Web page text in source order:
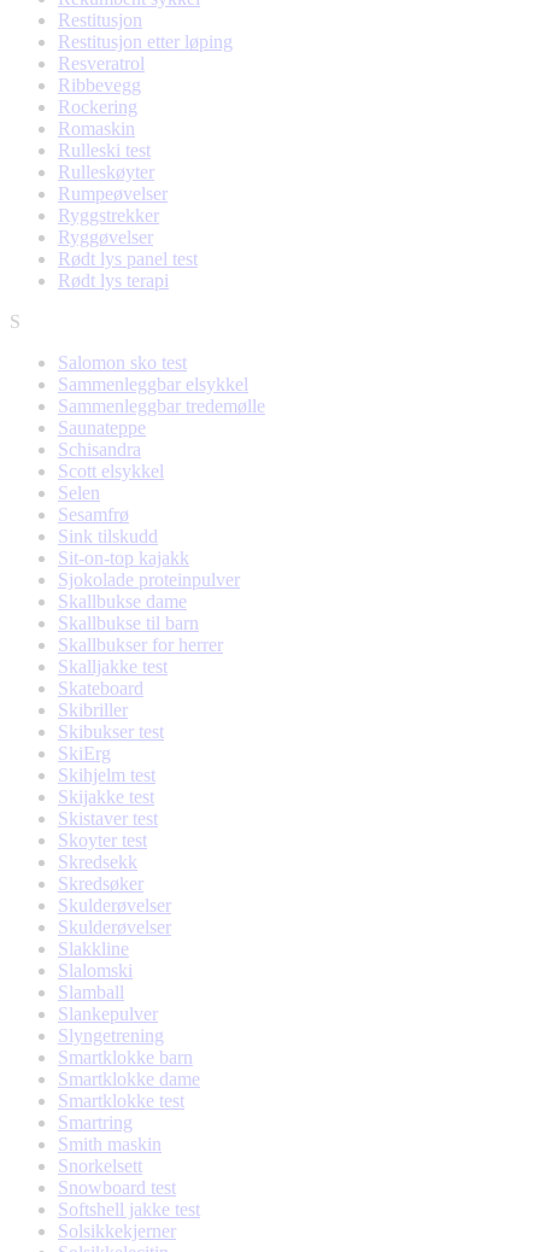
Restitusjon
Restitusjon etter løping
Resveratrol
Ribbevegg
Rockering
Romaskin
Rulleski test
Rulleskøyter
Rumpeøvelser
Ryggstrekker
Ryggøvelser
Rødt lys panel test
Rødt lys terapi
S
Salomon sko test
Sammenleggbar elsykkel
Sammenleggbar tredemølle
Saunateppe
Schisandra
Scott elsykkel
Selen
Sesamfrø
Sink tilskudd
Sit-on-top kajakk
Sjokolade proteinpulver
Skallbukse dame
Skallbukse til barn
Skallbukser for herrer
Skalljakke test
Skateboard
Skibriller
Skibukser test
SkiErg
Skihjelm test
Skijakke test
Skistaver test
Skoyter test
Skredsekk
Skredsøker
Skulderøvelser
Skulderøvelser
Slakkline
Slalomski
Slamball
Slankepulver
Slyngetrening
Smartklokke barn
Smartklokke dame
Smartklokke test
Smartring
Smith maskin
Snorkelsett
Snowboard test
Softshell jakke test
Solsikkekjerner